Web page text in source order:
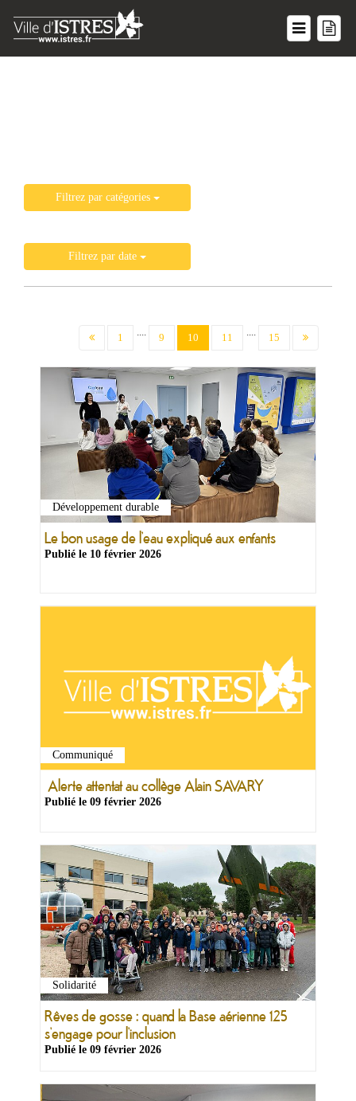
Ma
mairie
Culture
|
Tourisme
Billetterie
Infos
Travaux/Voirie
|
Circulation
Filtrez par catégories
Filtrez par date
1 .... 9 10 (current)
11 .... 15
Développement durable
Le bon usage de l’eau expliqué aux enfants
Publié le 10 février 2026
Communiqué
Alerte attentat au collège Alain SAVARY
Publié le 09 février 2026
Solidarité
Rêves de gosse : quand la Base aérienne 125
s’engage pour l’inclusion
Publié le 09 février 2026